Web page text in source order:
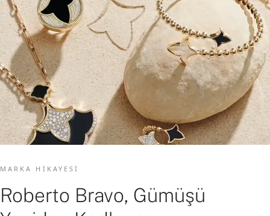
MARKA HIKAYESI
Roberto Bravo, Gümüşü